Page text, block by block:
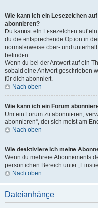
Wie kann ich ein Lesezeichen
abonnieren?
Du kannst ein Lesezeichen auf
du die entsprechende Option in
normalerweise ober- und
befinden.
Wenn du bei der Antwort auf ein
sobald eine Antwort geschrieben
für dich abonniert.
Nach oben
Wie kann ich ein Forum
Um ein Forum zu abonnieren,
abonnieren“, der sich meist am
Nach oben
Wie deaktiviere ich meine
Wenn du mehrere Abonnements
persönlichen Bereich unter
Nach oben
Dateianhänge